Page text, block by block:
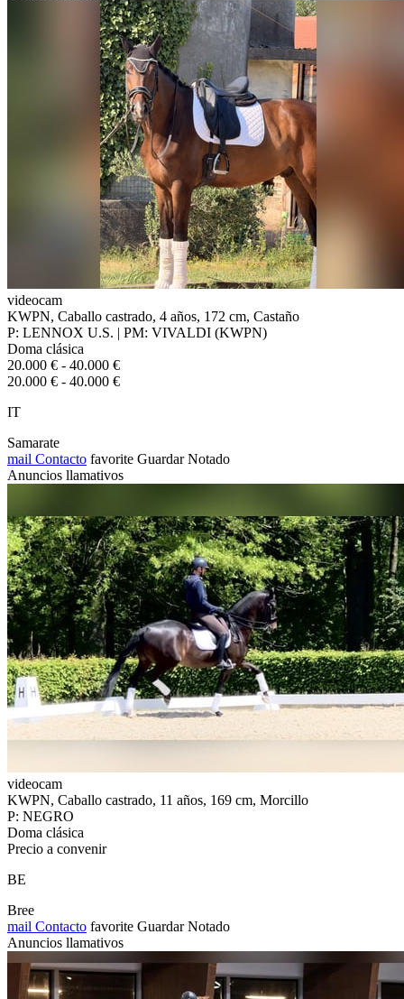
videocam
KWPN, Caballo castrado, 4 años, 172 cm, Castaño
P: LENNOX U.S. | PM: VIVALDI (KWPN)
Doma clásica
20.000 € - 40.000 €
20.000 € - 40.000 €
IT
Samarate
mail Contacto favorite Guardar Notado
Anuncios llamativos
videocam
KWPN, Caballo castrado, 11 años, 169 cm, Morcillo
P: NEGRO
Doma clásica
Precio a convenir
BE
Bree
mail Contacto favorite Guardar Notado
Anuncios llamativos